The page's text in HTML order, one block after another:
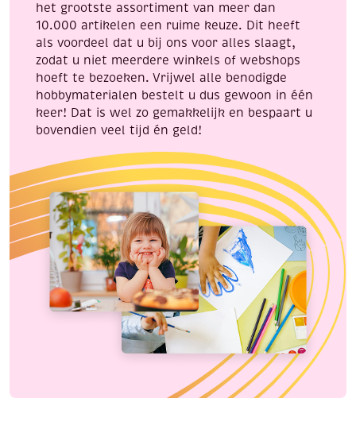
het grootste assortiment van meer dan
10.000 artikelen een ruime keuze. Dit heeft
als voordeel dat u bij ons voor alles slaagt,
zodat u niet meerdere winkels of webshops
hoeft te bezoeken. Vrijwel alle benodigde
hobbymaterialen bestelt u dus gewoon in één
keer! Dat is wel zo gemakkelijk en bespaart u
bovendien veel tijd én geld!